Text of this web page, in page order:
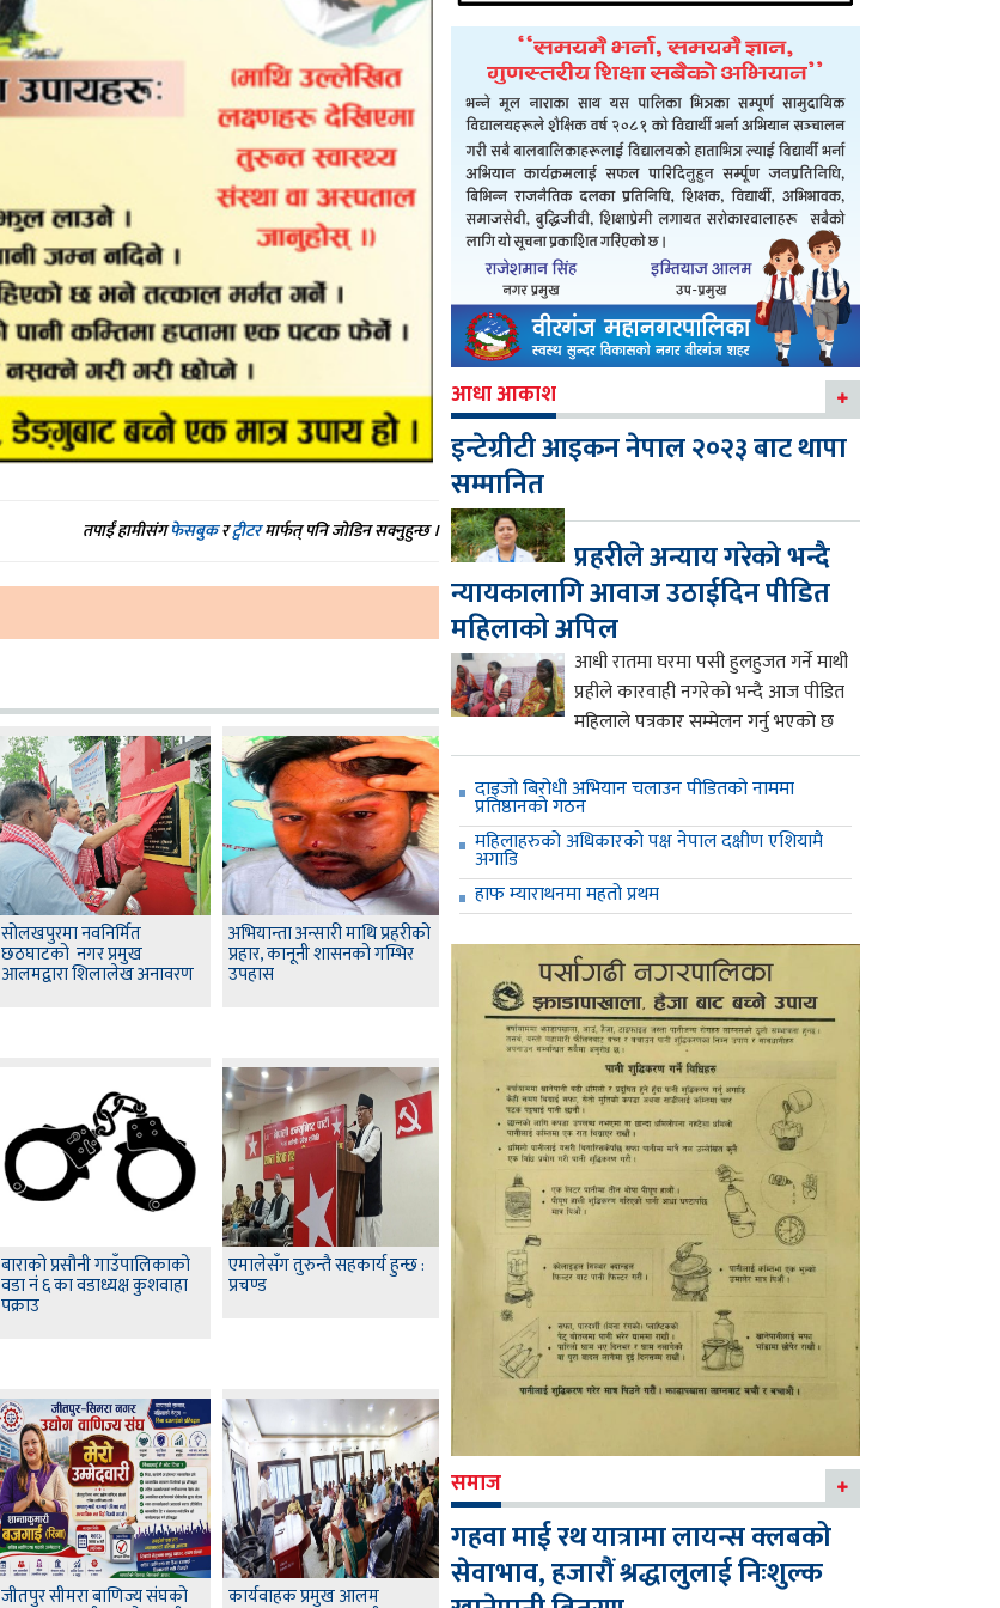
तपाईं हामीसंगफेसबुकरट्वीटरमार्फत् पनि जोडिन सक्नुहुन्छ ।
सोलखपुरमा नवनिर्मित
छठघाटको नगर प्रमुख
आलमद्वारा शिलालेख अनावरण
अभियान्ता अन्सारी माथि प्रहरीको
प्रहार, कानूनी शासनको गम्भिर
उपहास
बाराको प्रसौनी गाउँपालिकाको
वडा नं ६ का वडाध्यक्ष कुशवाहा
पक्राउ
एमालेसँग तुरुन्तै सहकार्य हुन्छ :
प्रचण्ड
जीतपुर सीमरा बाणिज्य संघको कार्यवाहक प्रमुख आलम
आधा आकाश
इन्टेग्रीटी आइकन नेपाल २०२३ बाट थापा
सम्मानित
प्रहरीले अन्याय गरेको भन्दै
न्यायकालागि आवाज उठाईदिन पीडित
महिलाको अपिल
आधी रातमा घरमा पसी हुलहुजत गर्ने माथी
प्रहीले कारवाही नगरेको भन्दै आज पीडित
महिलाले पत्रकार सम्मेलन गर्नु भएको छ
दाइजो बिरोधी अभियान चलाउन पीडितको नाममा
प्रतिष्ठानको गठन
महिलाहरुको अधिकारको पक्ष नेपाल दक्षीण एशियामै
अगाडि
हाफ म्याराथनमा महतो प्रथम
समाज
गहवा माई रथ यात्रामा लायन्स क्लबको
सेवाभाव, हजारौं श्रद्धालुलाई निःशुल्क